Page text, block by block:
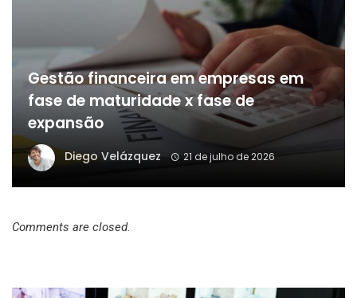
Gestão financeira em empresas em
fase de maturidade x fase de
expansão
Diego Velázquez 21 de julho de 2026
Comments are closed.